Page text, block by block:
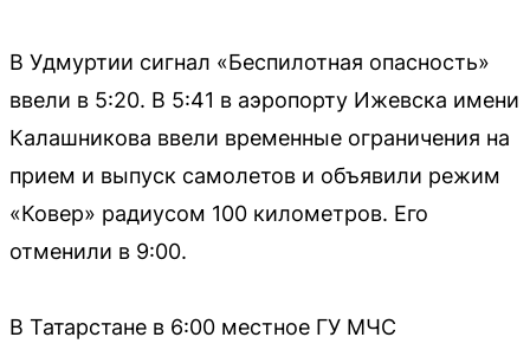
В Удмуртии сигнал «Беспилотная опасность»
ввели в 5:20. В 5:41 в аэропорту Ижевска имени
Калашникова ввели временные ограничения на
прием и выпуск самолетов и объявили режим
«Ковер» радиусом 100 километров. Его
отменили в 9:00.
В Татарстане в 6:00 местное ГУ МЧС